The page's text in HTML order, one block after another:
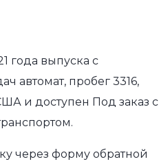
года выпуска с
автомат, пробег 3316,
и доступен Под заказ с
через форму обратной